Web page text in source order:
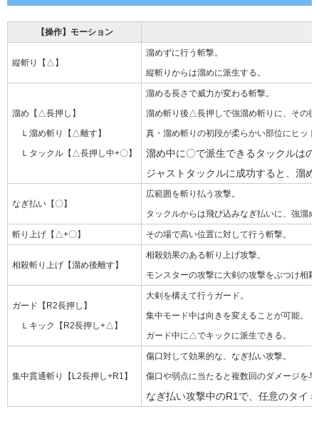
【操作】モーション
縦斬り【△】
溜めずに行う斬撃。
縦斬りからは溜めに派生する。
溜め【△長押し】
Ｌ溜め斬り【△離す】
Ｌタックル【△長押し中+〇】
溜める長さで威力が変わる斬撃。
溜め斬り後△長押しで強溜め斬りに、その
真・溜め斬りの初段が柔らかい部位にヒッ
溜め中に〇で派生できるタックルは
ジャストタックルに成功すると、溜
なぎ払い【〇】
広範囲を斬り払う攻撃。
タックルからは飛び込みなぎ払いに、強溜
斬り上げ【△+〇】 その場で高い位置に対して行う斬撃。
相殺斬り上げ【溜め後離す】
相殺効果のある斬り上げ攻撃。
モンスターの攻撃に大剣の攻撃をぶつけ相
ガード【R2長押し】
Ｌキック【R2長押し+△】
大剣を構えて行うガード。
集中モード中は向きを変えることが可能。
ガード中に△でキックに派生できる。
集中貫通斬り【L2長押し+R1】
傷口対して効果的な、なぎ払い攻撃。
傷口や弱点に当たると複数回のダメージを
なぎ払い攻撃中のR1で、任意のタイ